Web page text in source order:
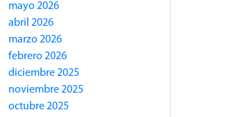
mayo 2026
abril 2026
marzo 2026
febrero 2026
diciembre 2025
noviembre 2025
octubre 2025